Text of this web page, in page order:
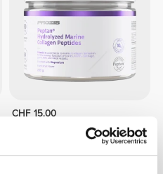
CHF 15.00
Peptan® Hydrolyzed Marine
Collagen Peptides 200g